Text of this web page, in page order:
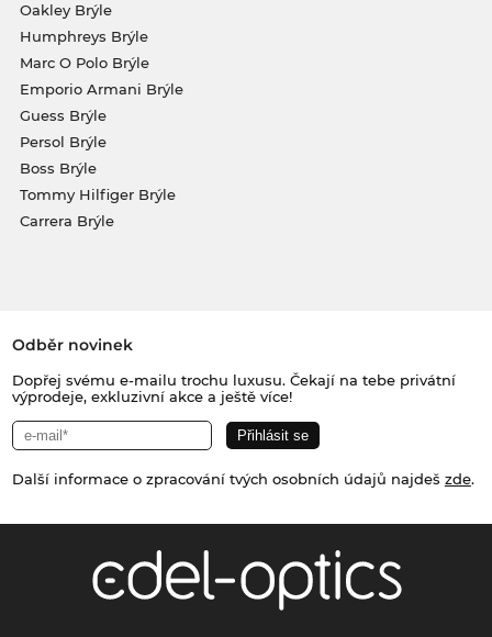
Oakley Brýle
Humphreys Brýle
Marc O Polo Brýle
Emporio Armani Brýle
Guess Brýle
Persol Brýle
Boss Brýle
Tommy Hilfiger Brýle
Carrera Brýle
Odběr novinek
Dopřej svému e-mailu trochu luxusu. Čekají na tebe privátní
výprodeje, exkluzivní akce a ještě více!
Další informace o zpracování tvých osobních údajů najdeš zde.